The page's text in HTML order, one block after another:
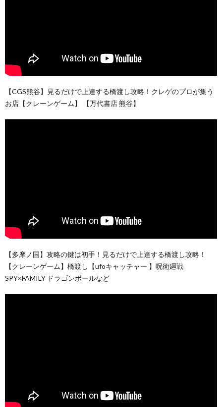
【CGS熊谷】見るだけで上達する橋渡し攻略！クレゲのプロが集う
お店【クレーンゲーム】 【万代書店 熊谷】
【多摩ノ国】攻略の鍵は初手！見るだけで上達する橋渡し攻略！
【クレーンゲーム】橋渡し【ufoキャッチャー 】呪術廻戦
SPY×FAMILY ドラゴンボールなど